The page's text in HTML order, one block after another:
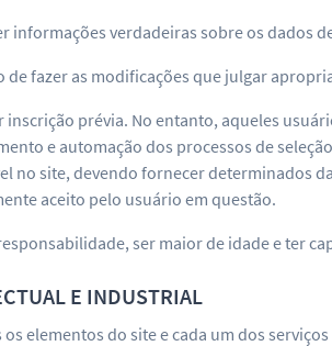
informações verdadeiras sobre os dados
de fazer as modificações que julgar
prévia. No entanto, aqueles
e automação dos processos de
no site, devendo fornecer determinados
aceito pelo usuário em questão.
ser maior de idade e ter
E INDUSTRIAL
elementos do site e cada um dos